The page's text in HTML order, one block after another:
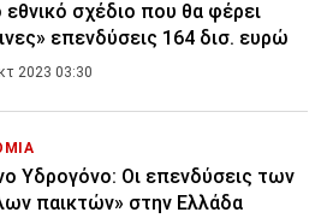
εθνικό σχέδιο που θα φέρει
επενδύσεις 164 δισ. ευρώ
2023 03:30
Υδρογόνο: Οι επενδύσεις των
παικτών» στην Ελλάδα